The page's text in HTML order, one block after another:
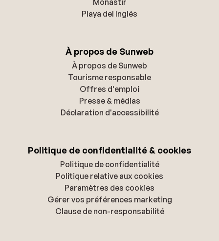
Monastir
Playa del Inglés
À propos de Sunweb
À propos de Sunweb
Tourisme responsable
Offres d'emploi
Presse & médias
Déclaration d'accessibilité
Politique de confidentialité & cookies
Politique de confidentialité
Politique relative aux cookies
Paramètres des cookies
Gérer vos préférences marketing
Clause de non-responsabilité